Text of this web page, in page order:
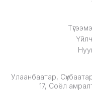
Улаанбаатар,
17, Соёл